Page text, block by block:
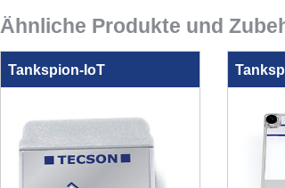
Ähnliche Produkte und
Tankspion-IoT